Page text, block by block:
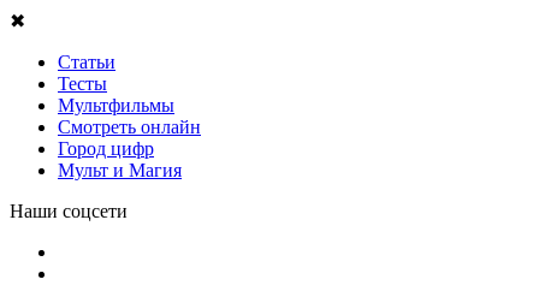
✖
Статьи
Тесты
Мультфильмы
Смотреть онлайн
Город цифр
Мульт и Магия
Наши соцсети